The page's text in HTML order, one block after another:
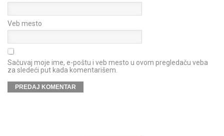
Veb mesto
Sačuvaj moje ime, e-poštu i veb mesto u ovom pregledaču veba
za sledeći put kada komentarišem.